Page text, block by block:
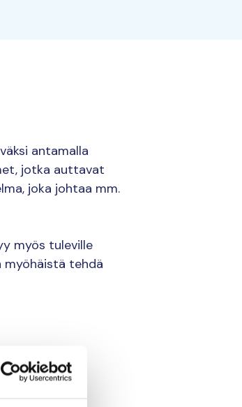
antamalla
jotka auttavat
joka johtaa mm.
myös tuleville
myöhäistä tehdä